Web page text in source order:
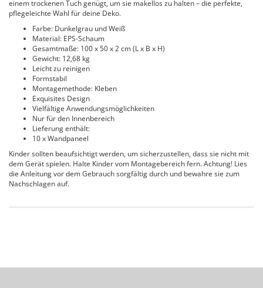
einem trockenen Tuch genügt, um sie makellos zu halten – die perfekte,
pflegeleichte Wahl für deine Deko.
Farbe: Dunkelgrau und Weiß
Material: EPS-Schaum
Gesamtmaße: 100 x 50 x 2 cm (L x B x H)
Gewicht: 12,68 kg
Leicht zu reinigen
Formstabil
Montagemethode: Kleben
Exquisites Design
Vielfältige Anwendungsmöglichkeiten
Nur für den Innenbereich
Lieferung enthält:
10 x Wandpaneel
Kinder sollten beaufsichtigt werden, um sicherzustellen, dass sie nicht mit
dem Gerät spielen. Halte Kinder vom Montagebereich fern. Achtung! Lies
die Anleitung vor dem Gebrauch sorgfältig durch und bewahre sie zum
Nachschlagen auf.